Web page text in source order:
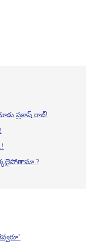
ప్రకాష్ రాజ్!